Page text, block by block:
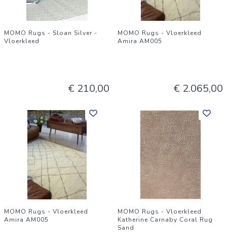
MOMO Rugs - Sloan Silver -
Vloerkleed
€ 210,00
MOMO Rugs - Vloerkleed
Amira AM005
€ 2.065,00
MOMO Rugs - Vloerkleed
Amira AM005
MOMO Rugs - Vloerkleed
Katherine Carnaby Coral Rug
Sand